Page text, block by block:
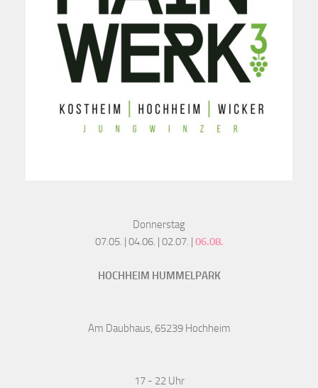
Donnerstag
07.05. | 04.06. | 02.07. | 06.08.
HOCHHEIM HUMMELPARK
Am Daubhaus, 65239 Hochheim
17 - 22 Uhr